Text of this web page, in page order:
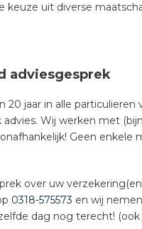
keuze uit diverse
adviesgesprek
20 jaar in alle
Wij werken met
Geen enkele
over uw
0318-575573 en wij
dag nog terecht! (ook